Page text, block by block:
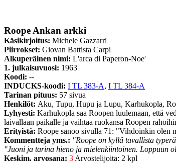
Roope Ankan arkki
Käsikirjoitus: Michele Gazzarri
Piirrokset: Giovan Battista Carpi
Alkuperäinen nimi: L'arca di Paperon-Noe'
1. julkaisuvuosi: 1963
Koodi: --
INDUCKS-koodi: I TL 383-A, I TL 384-A
Tarinan pituus: 57 sivua
Henkilöt: Aku, Tupu, Hupu ja Lupu, Karhukopla,
Lyhyesti: Karhukopla saa Roopen luulemaan, että
laivallaan paikalle ja vaihtaa ruokansa Roopen
Erityistä: Roope sanoo sivulla 71: "Vihdoinkin olen
Kommentteja yms.: "Roope on kyllä tavallista
"Juoni ja tarina hieno ja mielenkiintoinen. Loppuun
Keskim. arvosana: 3 Arvostelijoita: 2 kpl